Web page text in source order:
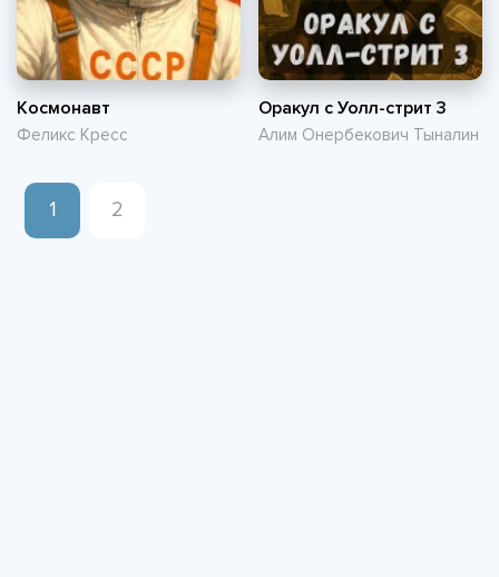
Космонавт
Феликс Кресс
Оракул с Уолл-стрит 3
Алим Онербекович Тыналин
1 2